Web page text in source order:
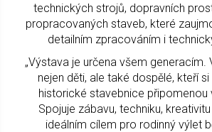
technických strojů, dopravních
propracovaných staveb, které
detailním zpracováním i
„Výstava je určena všem generacím.
nejen děti, ale také dospělé, kteří
historické stavebnice připomenou
Spojuje zábavu, techniku,
ideálním cílem pro rodinný výlet